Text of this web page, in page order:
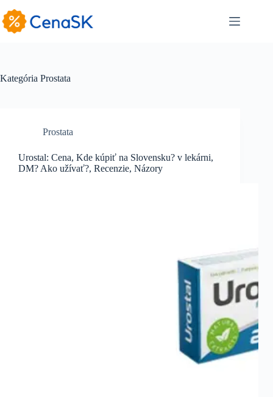
to
content
Kategória Prostata
Prostata
Urostal: Cena, Kde kúpiť na Slovensku? v lekárni,
DM? Ako užívať?, Recenzie, Názory